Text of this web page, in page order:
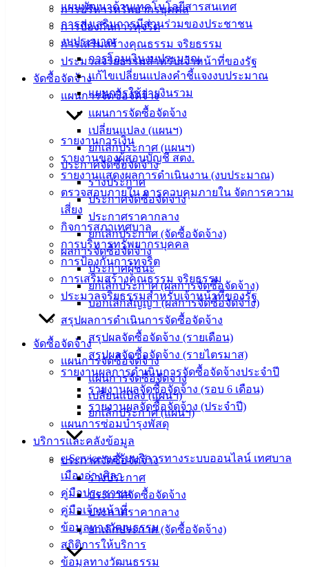
การบริหารทรัพยากรบุคคล
การป้องกันการทุจริต
การเสริมสร้างคุณธรรม จริยธรรม
ประมวลจริยธรรมสำหรับเจ้าหน้าที่ของรัฐ
จัดซื้อจัดจ้าง
แผนการจัดซื้อจัดจ้าง
แผนการจัดซื้อจัดจ้าง
เปลี่ยนแปลง (แผนฯ)
ยกเลิกประกาศ (แผนฯ)
ประกาศจัดซื้อจัดจ้าง
ร่างประกาศ
ประกาศจัดซื้อจัดจ้าง
ประกาศราคากลาง
ยกเลิกประกาศ (จัดซื้อจัดจ้าง)
ผลการจัดซื้อจัดจ้าง
ประกาศผู้ชนะ
ยกเลิกประกาศ (ผลการจัดซื้อจัดจ้าง)
บอกเลิกสัญญา (ผลการจัดซื้อจัดจ้าง)
สรุปผลการดำเนินการจัดซื้อจัดจ้าง
สรุปผลจัดซื้อจัดจ้าง (รายเดือน)
สรุปผลจัดซื้อจัดจ้าง (รายไตรมาส)
รายงานผลการดำเนินการจัดซื้อจัดจ้างประจำปี
รายงานผลจัดซื้อจัดจ้าง (รอบ 6 เดือน)
รายงานผลจัดซื้อจัดจ้าง (ประจำปี)
แผนการซ่อมบำรุงพัสดุ
บริการและคลังข้อมูล
e-Service ขอรับบริการทางระบบออนไลน์ เทศบาล
เมืองอ่างศิลา
คู่มือประชาชน
คู่มือเจ้าหน้าที่
ข้อมูลทางวัฒนธรรม
สถิติการให้บริการ
ข้อมูลทางวัฒนธรรม
แผนพัฒนาด้านเทคโนโลยีสารสนเทศ
การส่งเสริมการมีส่วนร่วมของประชาชน
งบประมาณ
การโอนเงินงบประมาณ
แก้ไขเปลี่ยนแปลงคำชี้แจงงบประมาณ
แผนการใช้จ่ายงินรวม
รายงานการเงิน
รายงานของผู้สอบบัญชี สตง.
รายงานแสดงผลการดำเนินงาน (งบประมาณ)
ตรวจสอบภายใน การควบคุมภายใน จัดการความ
เสี่ยง
กิจการสภาเทศบาล
การบริหารทรัพยากรบุคคล
การป้องกันการทุจริต
การเสริมสร้างคุณธรรม จริยธรรม
ประมวลจริยธรรมสำหรับเจ้าหน้าที่ของรัฐ
จัดซื้อจัดจ้าง
แผนการจัดซื้อจัดจ้าง
แผนการจัดซื้อจัดจ้าง
เปลี่ยนแปลง (แผนฯ)
ยกเลิกประกาศ (แผนฯ)
ประกาศจัดซื้อจัดจ้าง
ร่างประกาศ
ประกาศจัดซื้อจัดจ้าง
ประกาศราคากลาง
ยกเลิกประกาศ (จัดซื้อจัดจ้าง)
ดาวน์โหลด
แบบ
ฟอร์ม,
เอกสาร
คู่มือ
สำหรับ
ประชาชน/
คู่มือการ
ปฏิบัติ
งาน
ข่าวสาร
ศุนย์
ข้อมูล
ข่าวสาร
อิเล็กทรอนิกส์
องค์
ความรู้
Management)
สายตรง
นายก
ประวัติ
เทศบาล
ผู้บริหาร
และ
หัวหน้า
ส่วน